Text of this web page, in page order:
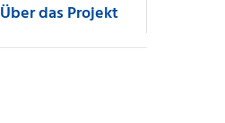
Über das Projekt